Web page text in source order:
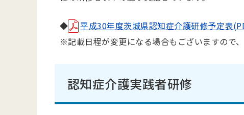
◆ 平成30年度茨城県認知症介護研修予定表
※記載日程が変更になる場合もございますので、
認知症介護実践者研修